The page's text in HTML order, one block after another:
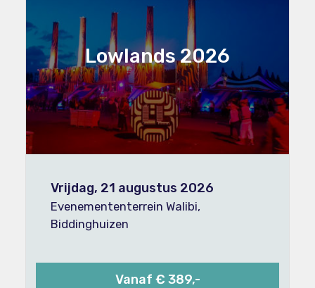
Lowlands 2026
Vrijdag, 21 augustus 2026
Evenemententerrein Walibi,
Biddinghuizen
Vanaf € 389,-